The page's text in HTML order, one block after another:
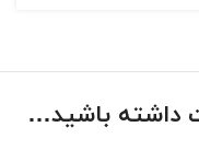
باشید…